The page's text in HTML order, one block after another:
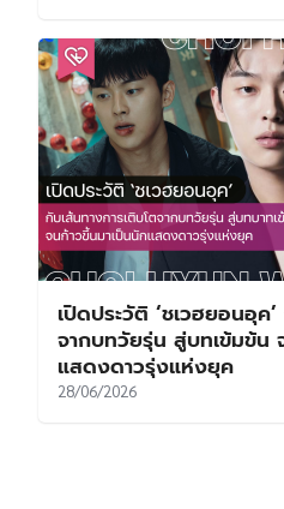
เปิดประวัติ ‘ชเวฮยอนอุค
จากบทวัยรุ่น สู่บทเข้มข้น
แสดงดาวรุ่งแห่งยุค
28/06/2026